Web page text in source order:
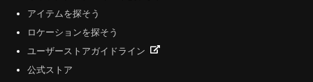
アイテムを探そう
ロケーションを探そう
ユーザーストアガイドライン
公式ストア